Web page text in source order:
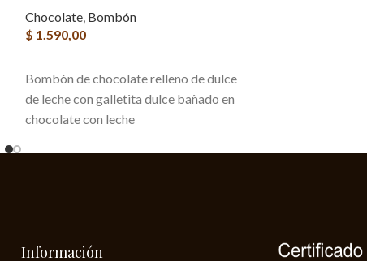
Chocolate Bombón
$ 1.590,00
Bombón de chocolate relleno de dulce
de leche con galletita dulce bañado en
chocolate con leche
Información